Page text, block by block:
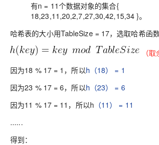
有n = 11个数据对象的集合{
18,23,11,20,2,7,27,30,42,15,34 }。
哈希表的大小用TableSize = 17，选取哈希函数
（取
因为18 % 17 = 1，所以h（18） = 1
因为23 % 17 = 6，所以h（23） = 6
因为11 % 17 = 11，所以h （11） = 11
......
得到：